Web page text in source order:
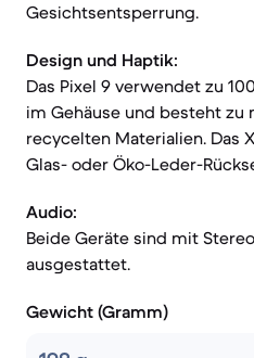
Gesichtsentsperrung.
Design und Haptik:
Das Pixel 9 verwendet zu
im Gehäuse und besteht zu
recycelten Materialien. Das
Glas- oder Öko-Leder-
Audio:
Beide Geräte sind mit
ausgestattet.
Gewicht (Gramm)